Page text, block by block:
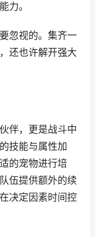
力。
忽视的。集齐一
还也许解开强大
伴，更是战斗中
技能与属性加
的宠物进行培
伍提供额外的续
决定因素时间控